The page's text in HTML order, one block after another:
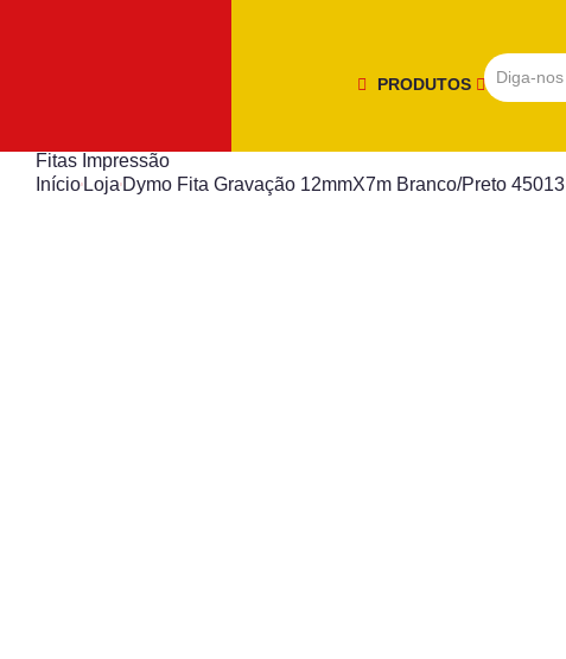
PRODUTOS
Fitas Impressão
Início Loja Dymo Fita Gravação 12mmX7m Branco/Preto 45013